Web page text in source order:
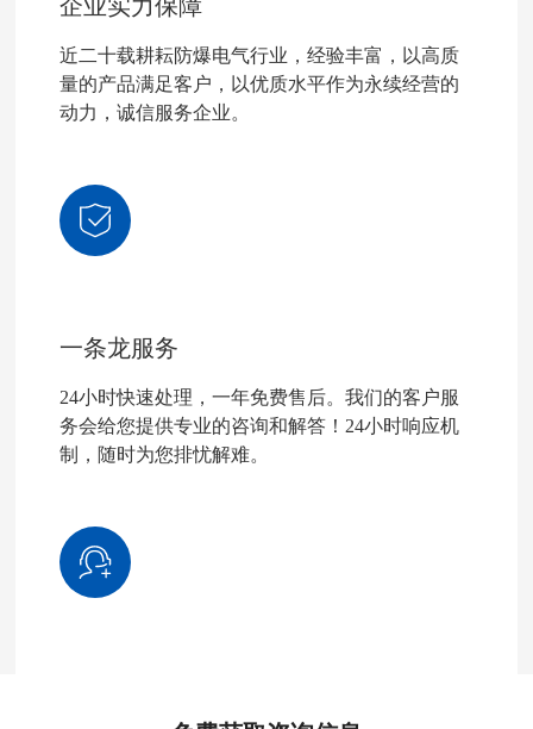
近二十载耕耘防爆电气行业，经验丰富，以高质
量的产品满足客户，以优质水平作为永续经营的
动力，诚信服务企业。
一条龙服务
24小时快速处理，一年免费售后。我们的客户服
务会给您提供专业的咨询和解答！24小时响应机
制，随时为您排忧解难。